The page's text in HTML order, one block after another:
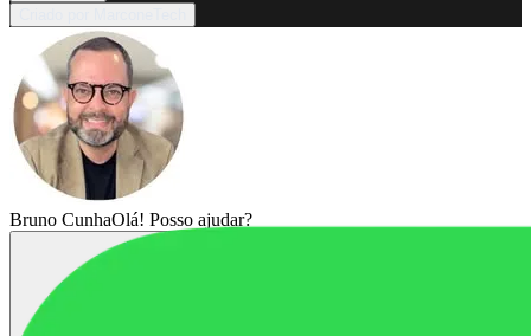
Bruno CunhaOlá! Posso ajudar?